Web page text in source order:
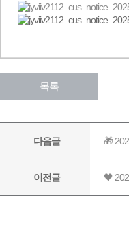
목록
다음글 🎁
이전글 🖤